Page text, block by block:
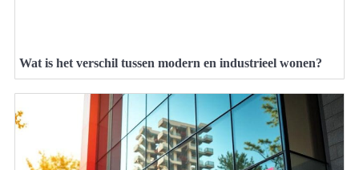
Wat is het verschil tussen modern en industrieel wonen?